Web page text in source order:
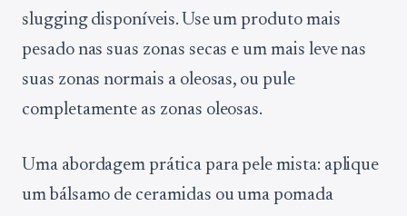
slugging disponíveis. Use um produto mais
pesado nas suas zonas secas e um mais leve nas
suas zonas normais a oleosas, ou pule
completamente as zonas oleosas.
Uma abordagem prática para pele mista: aplique
um bálsamo de ceramidas ou uma pomada